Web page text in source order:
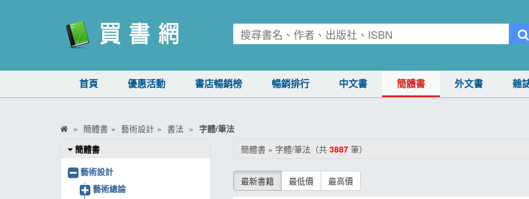
首頁 優惠活動 書店暢銷榜 暢銷排行 中文書 簡體書 外文書 雜
簡體書 藝術設計 書法
字體/筆法
簡體書 » 字體/筆法（共 3887筆）
最新書籍 最低價 最高價
簡體書
藝術設計
藝術總論